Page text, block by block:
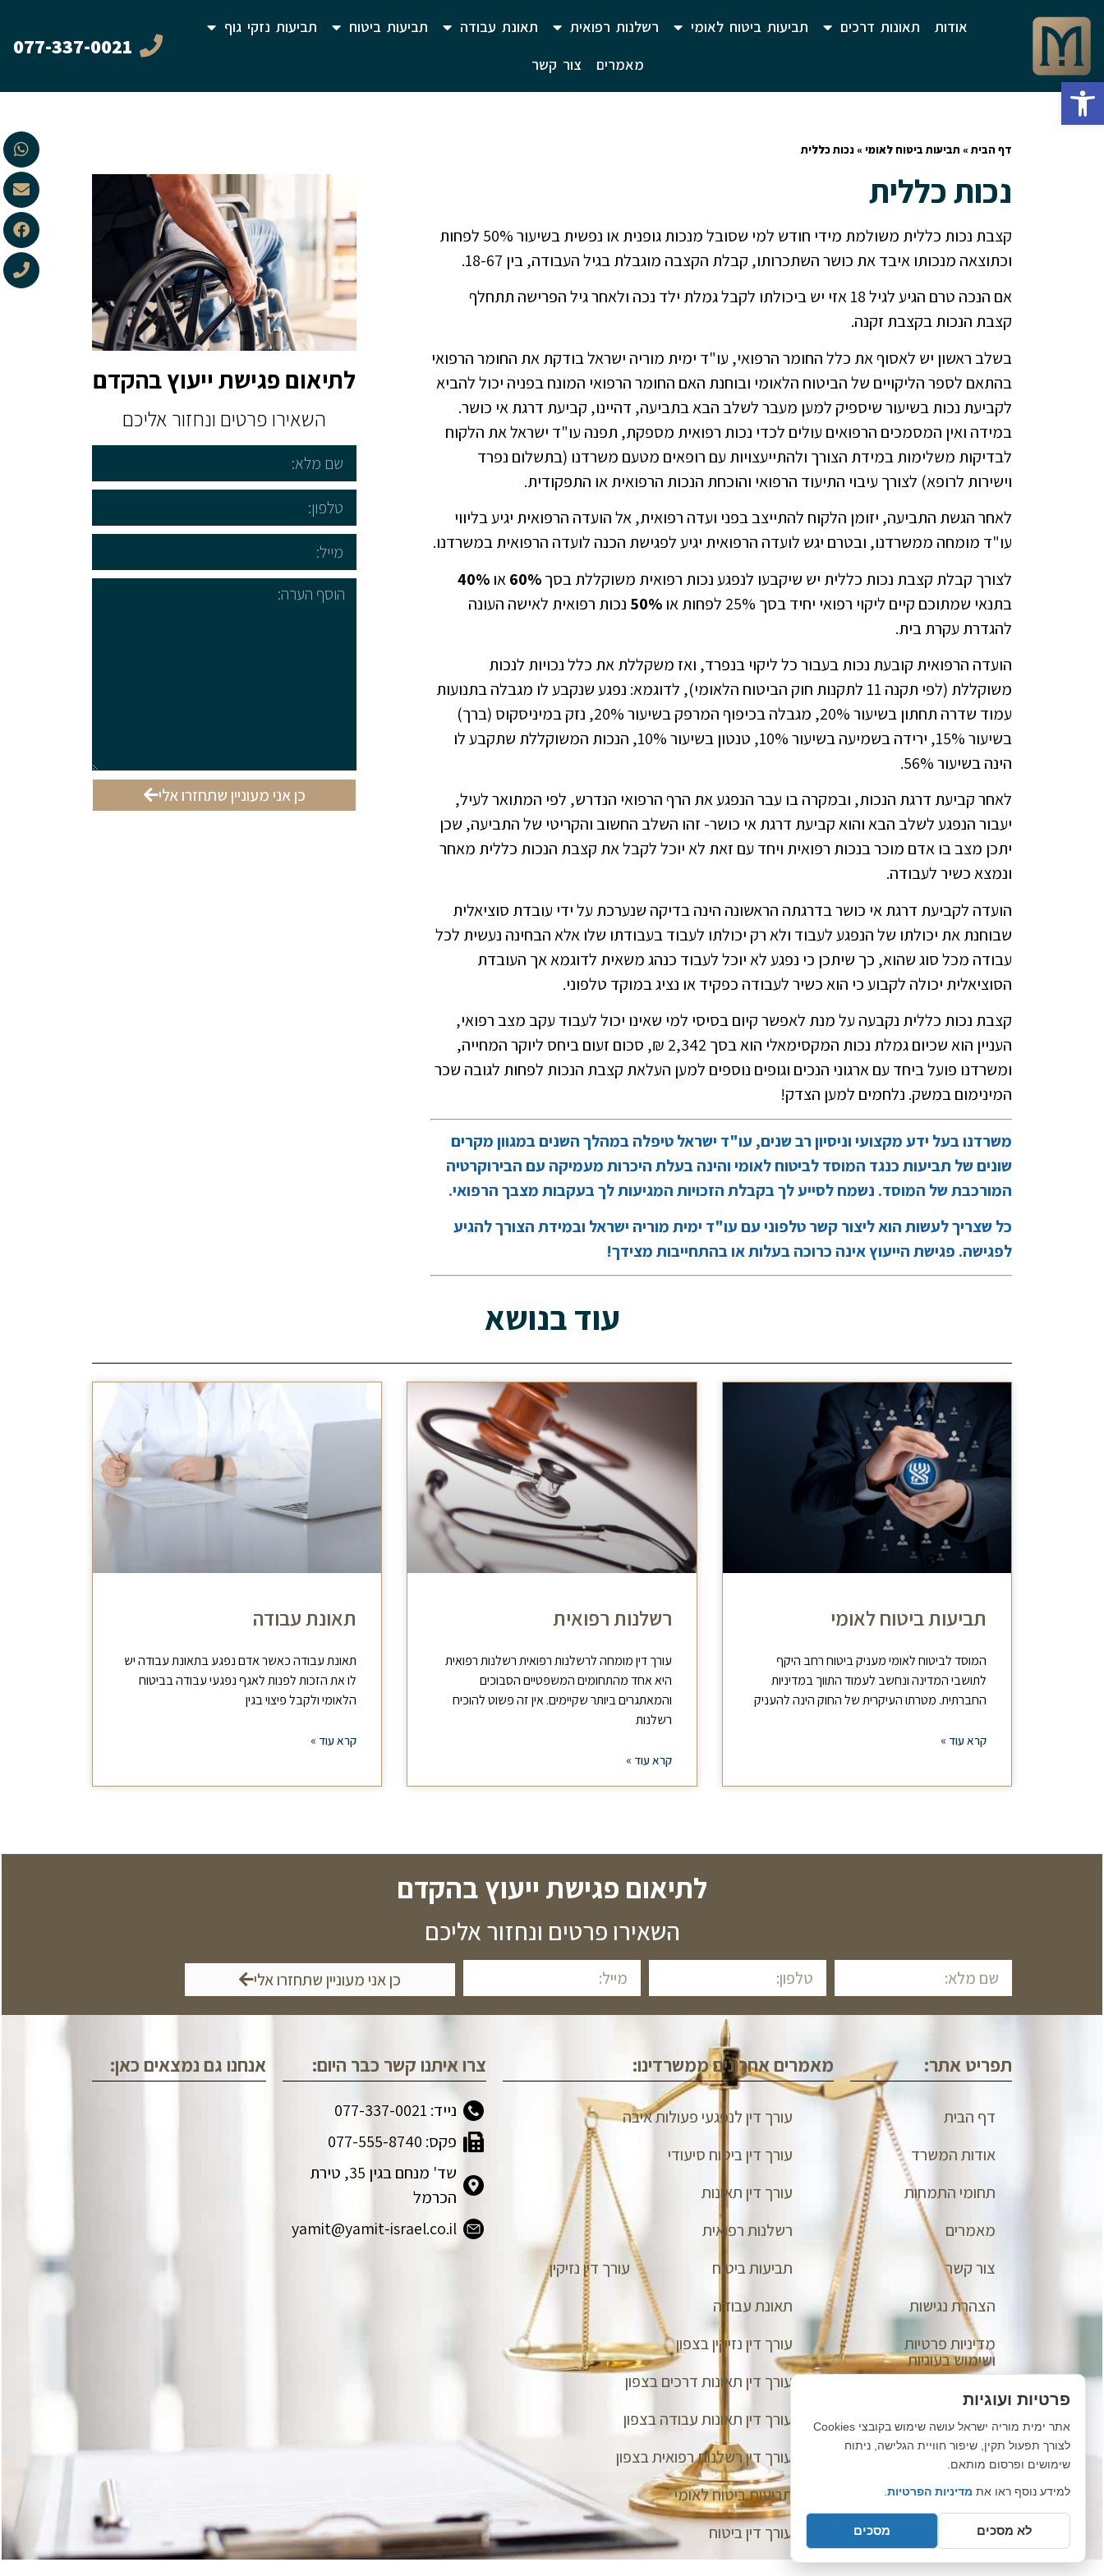
פתח סרגל נגישות
אודות תאונות דרכים תביעות ביטוח לאומי רשלנות רפואית תאונת עבודה תביעות ביטוח
תביעות נזקי גוף
מאמרים
צור קשר
077-337-0021
דף הבית » תביעות ביטוח לאומי » נכות כללית
נכות כללית
קצבת נכות כללית משולמת מידי חודש למי שסובל מנכות גופנית או נפשית בשיעור 50% לפחות
וכתוצאה מנכותו איבד את כושר השתכרותו, קבלת הקצבה מוגבלת בגיל העבודה, בין 18-67.
אם הנכה טרם הגיע לגיל 18 אזי יש ביכולתו לקבל גמלת ילד נכה ולאחר גיל הפרישה תתחלף
קצבת הנכות בקצבת זקנה.
בשלב ראשון יש לאסוף את כלל החומר הרפואי, עו"ד ימית מוריה ישראל בודקת את החומר הרפואי
בהתאם לספר הליקויים של הביטוח הלאומי ובוחנת האם החומר הרפואי המונח בפניה יכול להביא
לקביעת נכות בשיעור שיספיק למען מעבר לשלב הבא בתביעה, דהיינו, קביעת דרגת אי כושר.
במידה ואין המסמכים הרפואים עולים לכדי נכות רפואית מספקת, תפנה עו"ד ישראל את הלקוח
לבדיקות משלימות במידת הצורך ולהתייעצויות עם רופאים מטעם משרדנו (בתשלום נפרד
וישירות לרופא) לצורך עיבוי התיעוד הרפואי והוכחת הנכות הרפואית או התפקודית.
לאחר הגשת התביעה, יזומן הלקוח להתייצב בפני ועדה רפואית, אל הועדה הרפואית יגיע בליווי
עו"ד מומחה ממשרדנו, ובטרם יגש לועדה הרפואית יגיע לפגישת הכנה לועדה הרפואית במשרדנו.
לצורך קבלת קצבת נכות כללית יש שיקבעו לנפגע נכות רפואית משוקללת בסך60%או40%
בתנאי שמתוכם קיים ליקוי רפואי יחיד בסך 25% לפחות או
50% נכות רפואית לאישה העונה
להגדרת עקרת בית.
הועדה הרפואית קובעת נכות בעבור כל ליקוי בנפרד, ואז משקללת את כלל נכויות לנכות
משוקללת (לפי תקנה 11 לתקנות חוק הביטוח הלאומי), לדוגמא: נפגע שנקבע לו מגבלה בתנועות
עמוד שדרה תחתון בשיעור 20%, מגבלה בכיפוף המרפק בשיעור 20%, נזק במיניסקוס (ברך)
בשיעור 15%, ירידה בשמיעה בשיעור 10%, טנטון בשיעור 10%, הנכות המשוקללת שתקבע לו
הינה בשיעור 56%.
לאחר קביעת דרגת הנכות, ובמקרה בו עבר הנפגע את הרף הרפואי הנדרש, לפי המתואר לעיל,
יעבור הנפגע לשלב הבא והוא קביעת דרגת אי כושר- זהו השלב החשוב והקריטי של התביעה, שכן
יתכן מצב בו אדם מוכר בנכות רפואית ויחד עם זאת לא יוכל לקבל את קצבת הנכות כללית מאחר
ונמצא כשיר לעבודה.
הועדה לקביעת דרגת אי כושר בדרגתה הראשונה הינה בדיקה שנערכת על ידי עובדת סוציאלית
שבוחנת את יכולתו של הנפגע לעבוד ולא רק יכולתו לעבוד בעבודתו שלו אלא הבחינה נעשית לכל
עבודה מכל סוג שהוא, כך שיתכן כי נפגע לא יוכל לעבוד כנהג משאית לדוגמא אך העובדת
הסוציאלית יכולה לקבוע כי הוא כשיר לעבודה כפקיד או נציג במוקד טלפוני.
קצבת נכות כללית נקבעה על מנת לאפשר קיום בסיסי למי שאינו יכול לעבוד עקב מצב רפואי,
העניין הוא שכיום גמלת נכות המקסימאלי הוא בסך 2,342 ₪, סכום זעום ביחס ליוקר המחייה,
ומשרדנו פועל ביחד עם ארגוני הנכים וגופים נוספים למען העלאת קצבת הנכות לפחות לגובה שכר
המינימום במשק. נלחמים למען הצדק!
משרדנו בעל ידע מקצועי וניסיון רב שנים, עו"ד ישראל טיפלה במהלך השנים במגוון מקרים
שונים של תביעות כנגד המוסד לביטוח לאומי והינה בעלת היכרות מעמיקה עם הבירוקרטיה
המורכבת של המוסד. נשמח לסייע לך בקבלת הזכויות המגיעות לך בעקבות מצבך הרפואי.
כל שצריך לעשות הוא ליצור קשר טלפוני עם עו"ד ימית מוריה ישראל ובמידת הצורך להגיע
לפגישה. פגישת הייעוץ אינה כרוכה בעלות או בהתחייבות מצידך!
לתיאום פגישת ייעוץ בהקדם
השאירו פרטים ונחזור אליכם
כן אני מעוניין שתחזרו אלי
עוד בנושא
תביעות ביטוח לאומי
המוסד לביטוח לאומי מעניק ביטוח רחב היקף
לתושבי המדינה ונחשב לעמוד התווך במדיניות
החברתית. מטרתו העיקרית של החוק הינה להעניק
קרא עוד »
רשלנות רפואית
עורך דין מומחה לרשלנות רפואית רשלנות רפואית
היא אחד מהתחומים המשפטיים הסבוכים
והמאתגרים ביותר שקיימים. אין זה פשוט להוכיח
רשלנות
קרא עוד »
תאונת עבודה
תאונת עבודה כאשר אדם נפגע בתאונת עבודה יש
לו את הזכות לפנות לאגף נפגעי עבודה בביטוח
הלאומי ולקבל פיצוי בגין
קרא עוד »
לתיאום פגישת ייעוץ בהקדם
השאירו פרטים ונחזור אליכם
כן אני מעוניין שתחזרו אלי
תפריט אתר:
דף הבית
אודות המשרד
תחומי התמחות
מאמרים
צור קשר
הצהרת נגישות
מדיניות פרטיות
ושימוש בעוגיות
מאמרים אחרונים ממשרדינו:
עורך דין לנפגעי פעולות איבה
עורך דין ביטוח סיעודי
עורך דין תאונות
רשלנות רפואית
תביעות ביטוח
עורך דין נזיקין
תאונת עבודה
עורך דין נזיקין בצפון
עורך דין תאונות דרכים בצפון
עורך דין תאונות עבודה בצפון
עורך דין רשלנות רפואית בצפון
תביעות ביטוח לאומי
עורך דין ביטוח
צרו איתנו קשר כבר היום:
נייד: 077-337-0021
פקס: 077-555-8740
שד' מנחם בגין 35, טירת
הכרמל
yamit@yamit-israel.co.il
אנחנו גם נמצאים כאן:
פרטיות ועוגיות
אתר ימית מוריה ישראל עושה שימוש בקובצי Cookies
לצורך תפעול תקין, שיפור חוויית הגלישה, ניתוח
שימושים ופרסום מותאם.
למידע נוסף ראו את מדיניות הפרטיות
לא מסכים מסכים